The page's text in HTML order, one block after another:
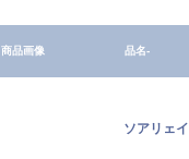
商品画像 品名-
ソアリェ